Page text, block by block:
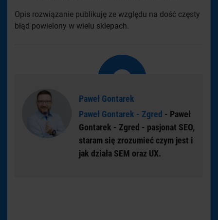
Opis rozwiązanie publikuję ze względu na dość częsty
błąd powielony w wielu sklepach.
Paweł Gontarek
Paweł Gontarek - Zgred - Paweł
Gontarek - Zgred - pasjonat SEO,
staram się zrozumieć czym jest i
jak działa SEM oraz UX.